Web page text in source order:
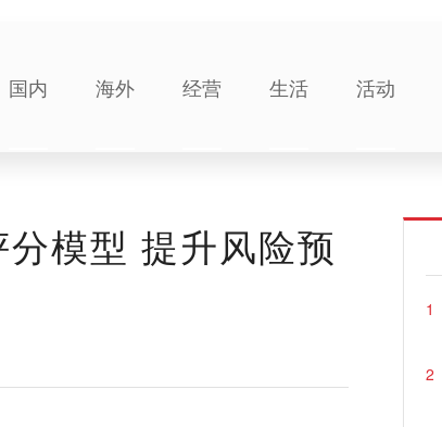
国内 海外 经营 生活 活动
模型 提升风险预
1
2